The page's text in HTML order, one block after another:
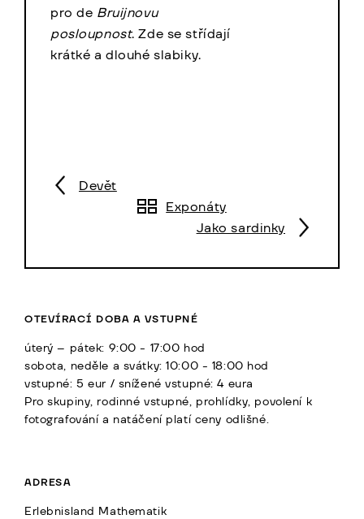
pro de Bruijnovu
posloupnost. Zde se střídají
krátké a dlouhé slabiky.
Devět
Exponáty
Jako sardinky
OTEVÍRACÍ DOBA A VSTUPNÉ
úterý – pátek: 9:00 - 17:00 hod
sobota, neděle a svátky: 10:00 - 18:00 hod
vstupné: 5 eur / snížené vstupné: 4 eura
Pro skupiny, rodinné vstupné, prohlídky, povolení k
fotografování a natáčení platí ceny odlišné.
ADRESA
Erlebnisland Mathematik